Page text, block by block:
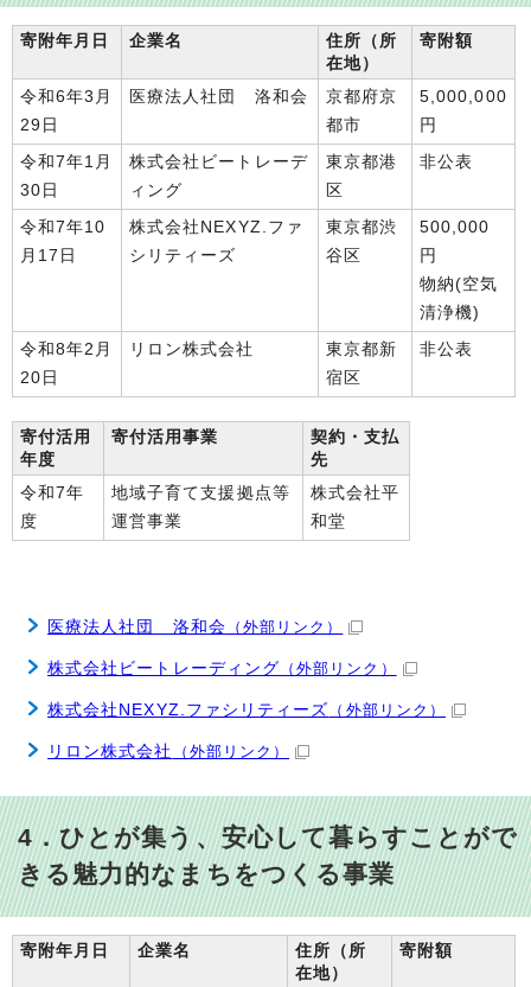
寄附年月日 企業名
住所（所
在地）
寄附額
令和6年3月
29日
医療法人社団 洛和会
京都府京
都市
5,000,000
円
令和7年1月
30日
株式会社ビートレーデ
ィング
東京都港
区
非公表
令和7年10
月17日
株式会社NEXYZ.ファ
シリティーズ
東京都渋
谷区
500,000
円
物納(空気
清浄機)
令和8年2月
20日
リロン株式会社
東京都新
宿区
非公表
寄付活用
年度
寄付活用事業
契約・支払
先
令和7年
度
地域子育て支援拠点等
運営事業
株式会社平
和堂
医療法人社団 洛和会 （外部リンク）
株式会社ビートレーディング （外部リンク）
株式会社NEXYZ.ファシリティーズ （外部リンク）
リロン株式会社 （外部リンク）
4．ひとが集う、安心して暮らすことがで
きる魅力的なまちをつくる事業
寄附年月日 企業名
住所（所
在地）
寄附額